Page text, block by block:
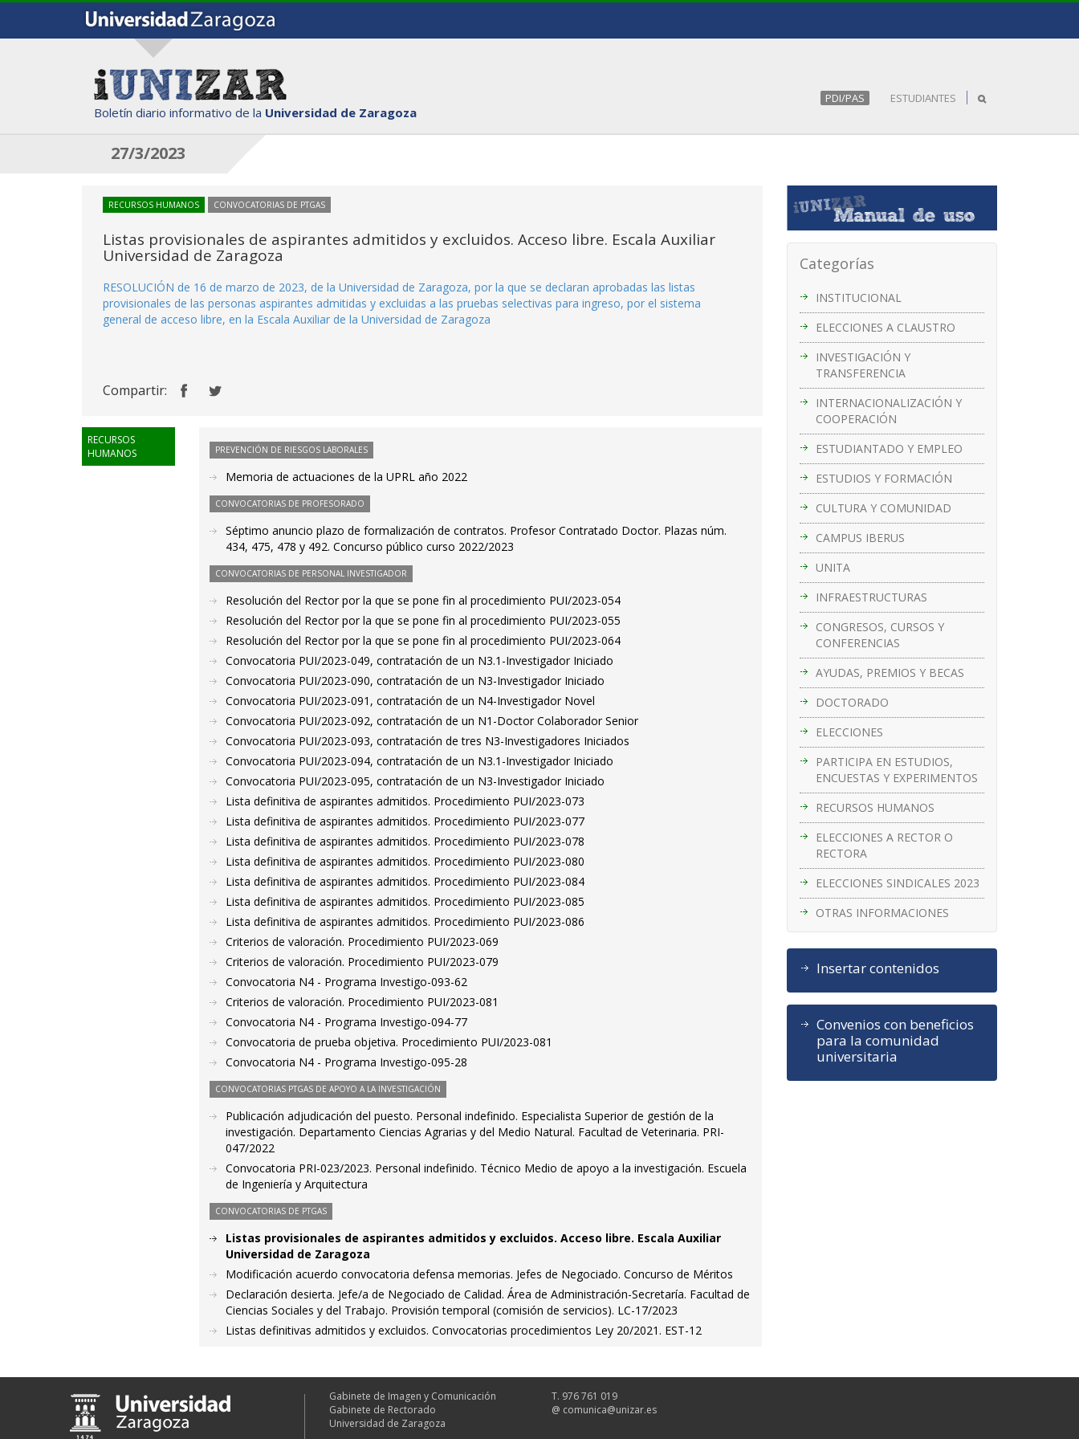
Boletín diario informativo de la Universidad de Zaragoza
PDI/PAS ESTUDIANTES
27/3/2023
Categorías
INSTITUCIONAL
ELECCIONES A CLAUSTRO
INVESTIGACIÓN Y
TRANSFERENCIA
INTERNACIONALIZACIÓN Y
COOPERACIÓN
ESTUDIANTADO Y EMPLEO
ESTUDIOS Y FORMACIÓN
CULTURA Y COMUNIDAD
CAMPUS IBERUS
UNITA
INFRAESTRUCTURAS
CONGRESOS, CURSOS Y
CONFERENCIAS
AYUDAS, PREMIOS Y BECAS
DOCTORADO
ELECCIONES
PARTICIPA EN ESTUDIOS,
ENCUESTAS Y EXPERIMENTOS
RECURSOS HUMANOS
ELECCIONES A RECTOR O
RECTORA
ELECCIONES SINDICALES 2023
OTRAS INFORMACIONES
Insertar contenidos
Convenios con beneficios
para la comunidad
universitaria
RECURSOS HUMANOS CONVOCATORIAS DE PTGAS
Listas provisionales de aspirantes admitidos y excluidos. Acceso libre. Escala Auxiliar
Universidad de Zaragoza
RESOLUCIÓN de 16 de marzo de 2023, de la Universidad de Zaragoza, por la que se declaran aprobadas las listas
provisionales de las personas aspirantes admitidas y excluidas a las pruebas selectivas para ingreso, por el sistema
general de acceso libre, en la Escala Auxiliar de la Universidad de Zaragoza
Compartir:
RECURSOS
HUMANOS
PREVENCIÓN DE RIESGOS LABORALES
Memoria de actuaciones de la UPRL año 2022
CONVOCATORIAS DE PROFESORADO
Séptimo anuncio plazo de formalización de contratos. Profesor Contratado Doctor. Plazas núm.
434, 475, 478 y 492. Concurso público curso 2022/2023
CONVOCATORIAS DE PERSONAL INVESTIGADOR
Resolución del Rector por la que se pone fin al procedimiento PUI/2023-054
Resolución del Rector por la que se pone fin al procedimiento PUI/2023-055
Resolución del Rector por la que se pone fin al procedimiento PUI/2023-064
Convocatoria PUI/2023-049, contratación de un N3.1-Investigador Iniciado
Convocatoria PUI/2023-090, contratación de un N3-Investigador Iniciado
Convocatoria PUI/2023-091, contratación de un N4-Investigador Novel
Convocatoria PUI/2023-092, contratación de un N1-Doctor Colaborador Senior
Convocatoria PUI/2023-093, contratación de tres N3-Investigadores Iniciados
Convocatoria PUI/2023-094, contratación de un N3.1-Investigador Iniciado
Convocatoria PUI/2023-095, contratación de un N3-Investigador Iniciado
Lista definitiva de aspirantes admitidos. Procedimiento PUI/2023-073
Lista definitiva de aspirantes admitidos. Procedimiento PUI/2023-077
Lista definitiva de aspirantes admitidos. Procedimiento PUI/2023-078
Lista definitiva de aspirantes admitidos. Procedimiento PUI/2023-080
Lista definitiva de aspirantes admitidos. Procedimiento PUI/2023-084
Lista definitiva de aspirantes admitidos. Procedimiento PUI/2023-085
Lista definitiva de aspirantes admitidos. Procedimiento PUI/2023-086
Criterios de valoración. Procedimiento PUI/2023-069
Criterios de valoración. Procedimiento PUI/2023-079
Convocatoria N4 - Programa Investigo-093-62
Criterios de valoración. Procedimiento PUI/2023-081
Convocatoria N4 - Programa Investigo-094-77
Convocatoria de prueba objetiva. Procedimiento PUI/2023-081
Convocatoria N4 - Programa Investigo-095-28
CONVOCATORIAS PTGAS DE APOYO A LA INVESTIGACIÓN
Publicación adjudicación del puesto. Personal indefinido. Especialista Superior de gestión de la
investigación. Departamento Ciencias Agrarias y del Medio Natural. Facultad de Veterinaria. PRI-
047/2022
Convocatoria PRI-023/2023. Personal indefinido. Técnico Medio de apoyo a la investigación. Escuela
de Ingeniería y Arquitectura
CONVOCATORIAS DE PTGAS
Listas provisionales de aspirantes admitidos y excluidos. Acceso libre. Escala Auxiliar
Universidad de Zaragoza
Modificación acuerdo convocatoria defensa memorias. Jefes de Negociado. Concurso de Méritos
Declaración desierta. Jefe/a de Negociado de Calidad. Área de Administración-Secretaría. Facultad de
Ciencias Sociales y del Trabajo. Provisión temporal (comisión de servicios). LC-17/2023
Listas definitivas admitidos y excluidos. Convocatorias procedimientos Ley 20/2021. EST-12
Gabinete de Imagen y Comunicación
Gabinete de Rectorado
Universidad de Zaragoza
T. 976 761 019
@ comunica@unizar.es